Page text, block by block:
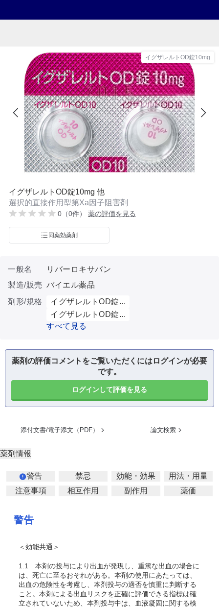
イグザレルトOD錠10mg
イグザレルトOD錠10mg 他
選択的直接作用型第Xa因子阻害剤
0（0件） 薬の評価を見る
同薬効薬剤
一般名
リバーロキサバン
製造/販売 バイエル薬品
剤形/規格
イグザレルトOD錠...
イグザレルトOD錠...
すべて見る
薬剤の評価コメントをご覧いただくにはログインが必要
です。
ログインして評価を見る
添付文書/電子添文（PDF） 論文検索
薬剤情報
警告 禁忌 効能・効果
用法・用量
注意事項
相互作用 副作用 薬価
警告
＜効能共通＞
1.1
本剤の投与により出血が発現し、重篤な出血の場合に
は、死亡に至るおそれがある。本剤の使用にあたっては、
出血の危険性を考慮し、本剤投与の適否を慎重に判断する
こと。本剤による出血リスクを正確に評価できる指標は確
立されていないため、本剤投与中は、血液凝固に関する検